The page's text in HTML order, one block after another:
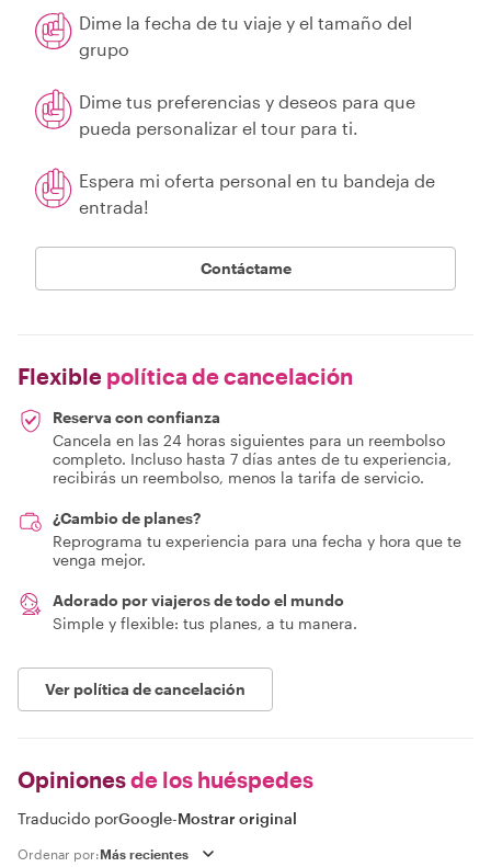
Dime la fecha de tu viaje y el tamaño del
grupo
Dime tus preferencias y deseos para que
pueda personalizar el tour para ti.
Espera mi oferta personal en tu bandeja de
entrada!
Contáctame
Flexible política de cancelación
Reserva con confianza
Cancela en las 24 horas siguientes para un reembolso
completo. Incluso hasta 7 días antes de tu experiencia,
recibirás un reembolso, menos la tarifa de servicio.
¿Cambio de planes?
Reprograma tu experiencia para una fecha y hora que te
venga mejor.
Adorado por viajeros de todo el mundo
Simple y flexible: tus planes, a tu manera.
Ver política de cancelación
Opinionesde los huéspedes
Traducido porGoogle-Mostrar original
Ordenar por: